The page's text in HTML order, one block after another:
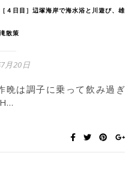
４日目］辺塚海岸で海水浴と川遊び、雄
散策
月20日